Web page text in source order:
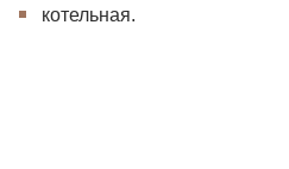
котельная.